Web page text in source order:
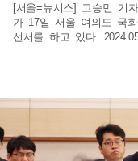
[서울=뉴시스] 고승민 기
가 17일 서울 여의도 국
선서를 하고 있다.